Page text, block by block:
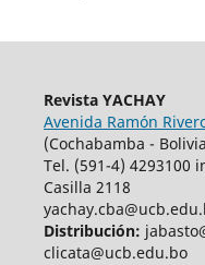
Revista YACHAY
Avenida Ramón
(Cochabamba -
Tel. (591-4) 4293100
Casilla 2118
Distribución:
clicata@ucb.edu.bo